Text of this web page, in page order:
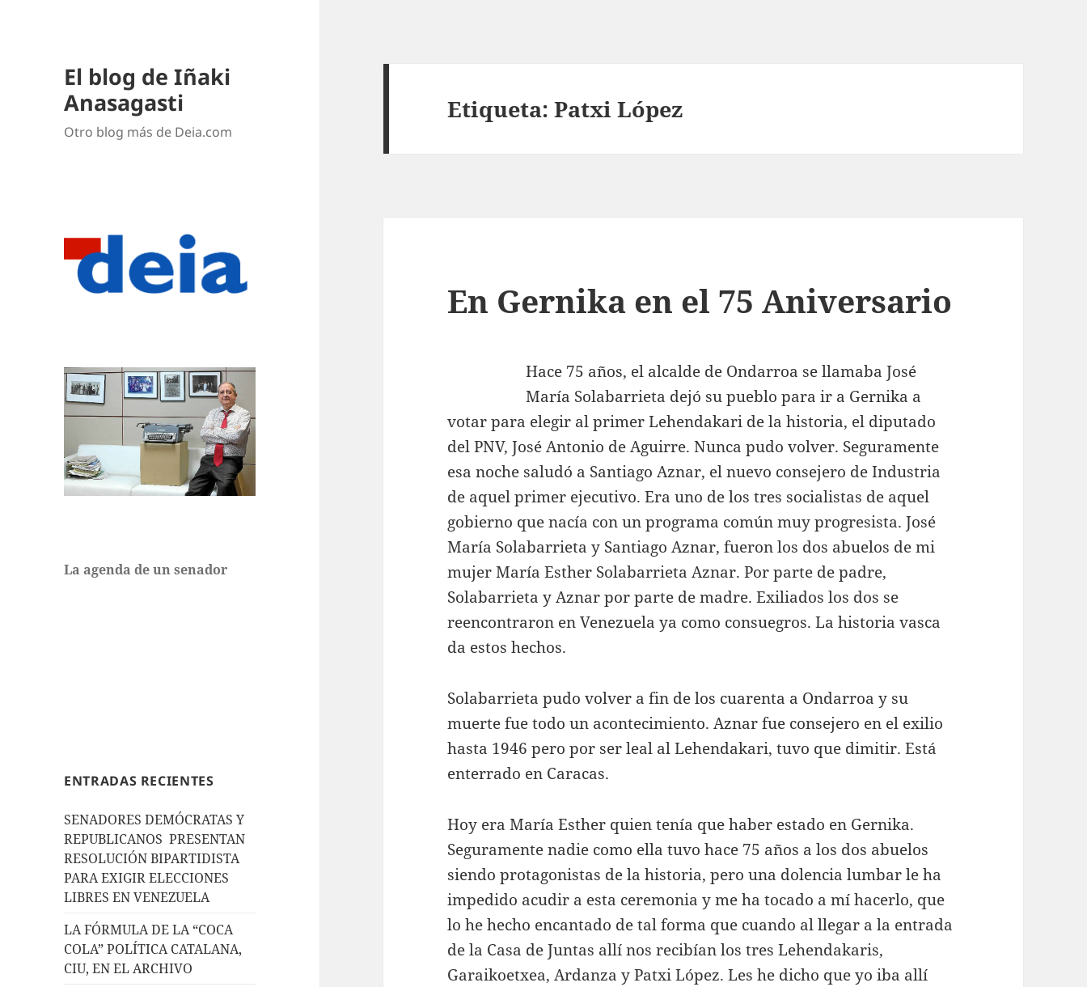
El blog de Iñaki
Anasagasti
Otro blog más de Deia.com
La agenda de un senador
ENTRADAS RECIENTES
SENADORES DEMÓCRATAS Y
REPUBLICANOS PRESENTAN
RESOLUCIÓN BIPARTIDISTA
PARA EXIGIR ELECCIONES
LIBRES EN VENEZUELA
LA FÓRMULA DE LA “COCA
COLA” POLÍTICA CATALANA,
CIU, EN EL ARCHIVO
Etiqueta:Patxi López
En Gernika en el 75 Aniversario
Hace 75 años, el alcalde de Ondarroa se llamaba José
María Solabarrieta dejó su pueblo para ir a Gernika a
votar para elegir al primer Lehendakari de la historia, el diputado
del PNV, José Antonio de Aguirre. Nunca pudo volver. Seguramente
esa noche saludó a Santiago Aznar, el nuevo consejero de Industria
de aquel primer ejecutivo. Era uno de los tres socialistas de aquel
gobierno que nacía con un programa común muy progresista. José
María Solabarrieta y Santiago Aznar, fueron los dos abuelos de mi
mujer María Esther Solabarrieta Aznar. Por parte de padre,
Solabarrieta y Aznar por parte de madre. Exiliados los dos se
reencontraron en Venezuela ya como consuegros. La historia vasca
da estos hechos.
Solabarrieta pudo volver a fin de los cuarenta a Ondarroa y su
muerte fue todo un acontecimiento. Aznar fue consejero en el exilio
hasta 1946 pero por ser leal al Lehendakari, tuvo que dimitir. Está
enterrado en Caracas.
Hoy era María Esther quien tenía que haber estado en Gernika.
Seguramente nadie como ella tuvo hace 75 años a los dos abuelos
siendo protagonistas de la historia, pero una dolencia lumbar le ha
impedido acudir a esta ceremonia y me ha tocado a mí hacerlo, que
lo he hecho encantado de tal forma que cuando al llegar a la entrada
de la Casa de Juntas allí nos recibían los tres Lehendakaris,
Garaikoetxea, Ardanza y Patxi López. Les he dicho que yo iba allí